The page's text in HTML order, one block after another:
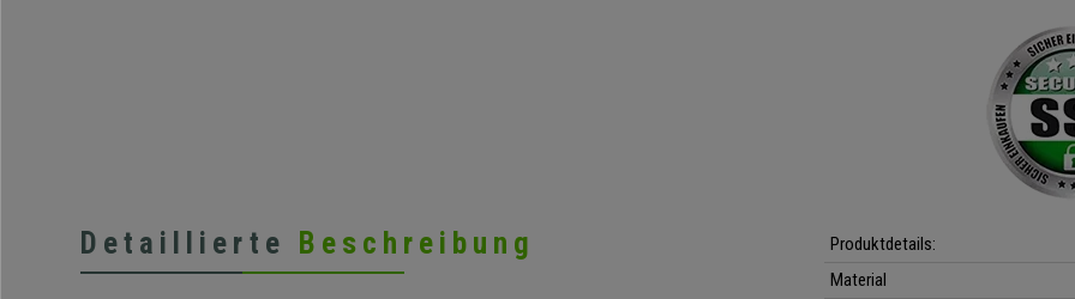
Detaillierte Beschreibung
Produktdetails:
Material